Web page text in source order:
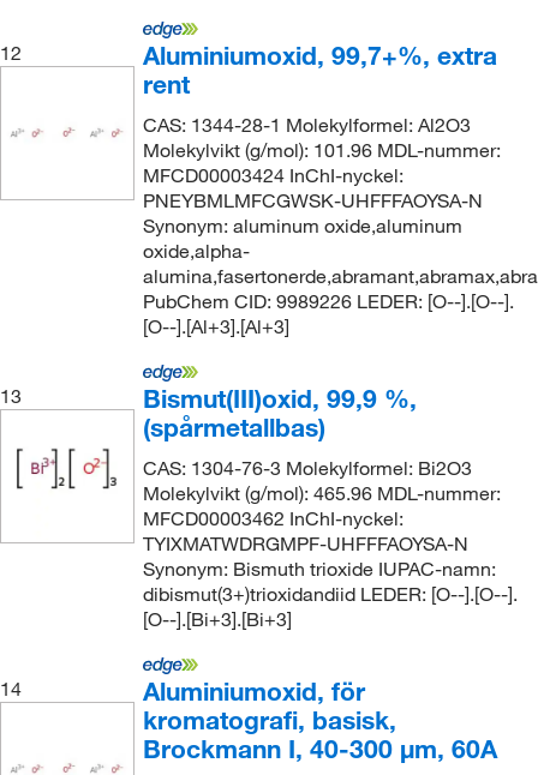
12
Aluminiumoxid, 99,7+%, extra
rent
CAS: 1344-28-1 Molekylformel: Al2O3
Molekylvikt (g/mol): 101.96 MDL-nummer:
MFCD00003424 InChI-nyckel:
PNEYBMLMFCGWSK-UHFFFAOYSA-N
Synonym: aluminum oxide,aluminum
oxide,alpha-
PubChem CID: 9989226 LEDER: [O--].[O--].
[O--].[Al+3].[Al+3]
13
Bismut(III)oxid, 99,9 %,
(spårmetallbas)
CAS: 1304-76-3 Molekylformel: Bi2O3
Molekylvikt (g/mol): 465.96 MDL-nummer:
MFCD00003462 InChI-nyckel:
TYIXMATWDRGMPF-UHFFFAOYSA-N
Synonym: Bismuth trioxide IUPAC-namn:
dibismut(3+)trioxidandiid LEDER: [O--].[O--].
[O--].[Bi+3].[Bi+3]
14
Aluminiumoxid, för
kromatografi, basisk,
Brockmann I, 40-300 μm, 60A